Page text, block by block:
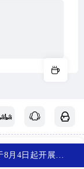
投稿
赞赏支持 反馈投稿
2026-8-3 重要通知：因业务调整，本站预计于8月4日起开展新备案，届时，网站首页将访问不了，您可以收藏任意一个页面，访问网站！~